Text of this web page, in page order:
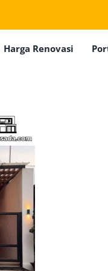
Harga Renovasi